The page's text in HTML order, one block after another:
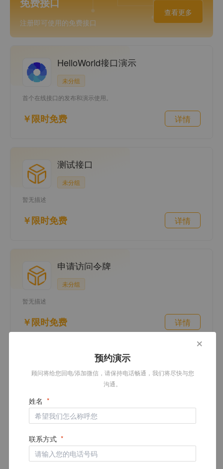
注册即可使用的免费接口
查看更多
HelloWorld接口演示
未分组
首个在线接口的发布和演示使用。
￥限时免费 详情
测试接口
未分组
暂无描述
￥限时免费 详情
申请访问令牌
未分组
暂无描述
￥限时免费 详情
免费试用接口
申请免费试用后可开通的接口
+
预约演示
顾问将给您回电/添加微信，请保持电话畅通，我们将尽快与您
沟通。
姓名
联系方式